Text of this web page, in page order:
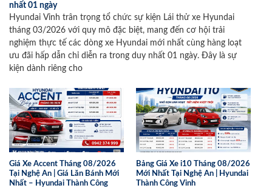
nhất 01 ngày
Hyundai Vinh trân trọng tổ chức sự kiện Lái thử xe Hyundai
tháng 03/2026 với quy mô đặc biệt, mang đến cơ hội trải
nghiệm thực tế các dòng xe Hyundai mới nhất cùng hàng loạt
ưu đãi hấp dẫn chỉ diễn ra trong duy nhất 01 ngày. Đây là sự
kiện dành riêng cho
Giá Xe Accent Tháng 08/2026
Tại Nghệ An | Giá Lăn Bánh Mới
Nhất – Hyundai Thành Công
Bảng Giá Xe i10 Tháng 08/2026
Mới Nhất Tại Nghệ An | Hyundai
Thành Công Vinh